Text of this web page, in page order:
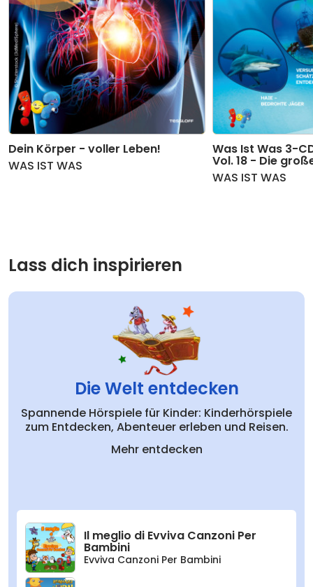
12 Erforsche den Mars - Teil 12 01:56
Dein Körper - voller Leben!
WAS IST WAS
Was Ist Was 3-
Vol. 18 - Die
WAS IST WAS
Lass dich inspirieren
Die Welt entdecken
Spannende Hörspiele für Kinder: Kinderhörspiele
zum Entdecken, Abenteuer erleben und Reisen.
Mehr entdecken
Il meglio di Evviva Canzoni Per
Bambini
Evviva Canzoni Per Bambini